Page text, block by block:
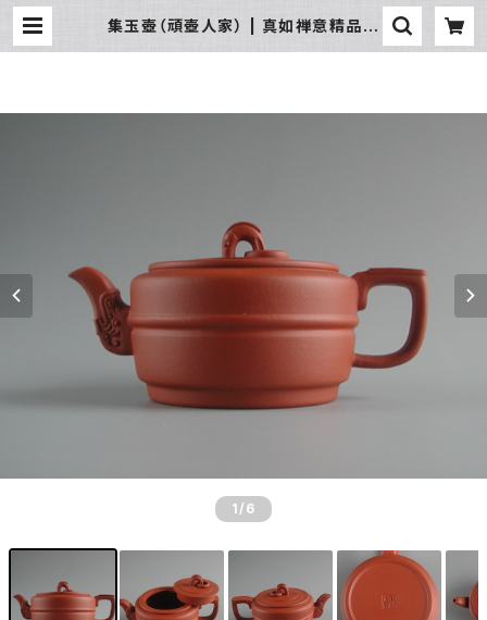
集玉壺（頑壺人家） | 真如禅意精品流
1 /6